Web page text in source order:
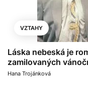
VZTAHY
Láska nebeská je
zamilovaných
Hana Trojánková